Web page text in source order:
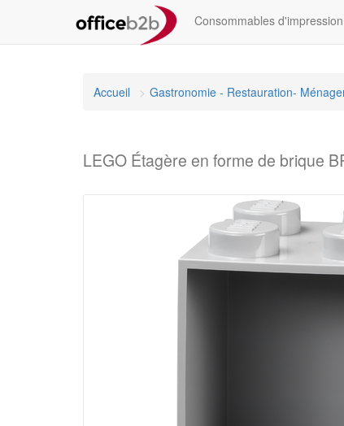
Consommables d'impression
Accueil Gastronomie - Restauration-
LEGO Étagère en forme de brique